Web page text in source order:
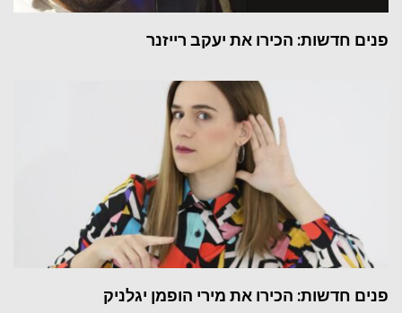
פנים חדשות: הכירו את יעקב רייזנר
פנים חדשות: הכירו את מירי הופמן יגלניק